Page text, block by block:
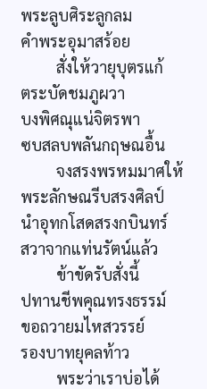
พระลูบศิระลูกลม
คำพระอุมาสร้อย
สั่งให้วายุบุตรแก้
ตระบัดชมภูผวา
บงพิศณุแน่จิตรพา
ซบสลบพลันกฤษณอื้น
จงสรงพรหมมาศให้
พระลักษณรีบสรงศิลป์
นำอุทกโสดสรงกบินทร์
สวาจากแท่นรัตน์แล้ว
ข้าขัดรับสั่งนี้
ปทานชีพคุณทรงธรรม์
ขอถวายมไหสวรรย์
รองบาทยุคลท้าว
พระว่าเราบ่อได้